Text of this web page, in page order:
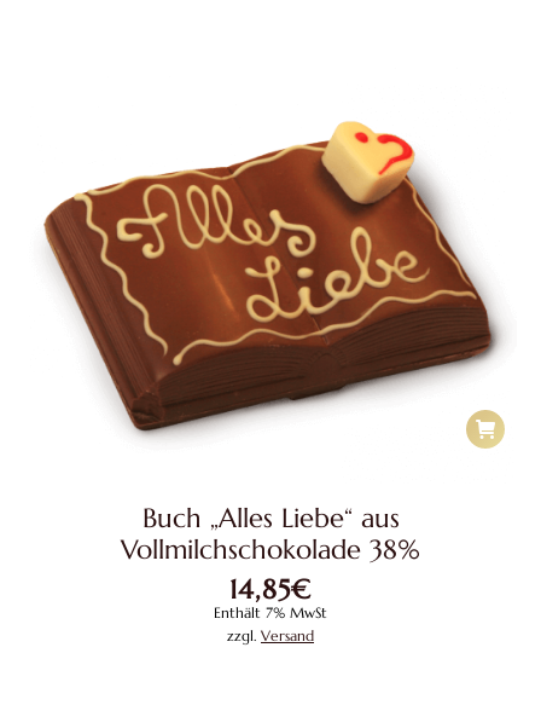
Buch „Alles Liebe“ aus
Vollmilchschokolade 38%
14,85€
Enthält 7% MwSt
zzgl. Versand